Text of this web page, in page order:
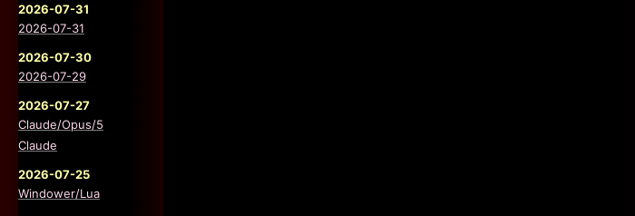
2026-07-31
2026-07-31
2026-07-30
2026-07-29
2026-07-27
Claude/Opus/5
Claude
2026-07-25
Windower/Lua